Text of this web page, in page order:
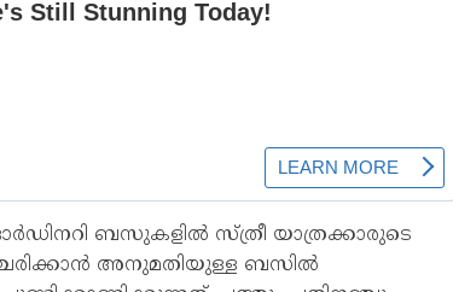
ഓര്‍ഡിനറി ബസുകളില്‍ സ്ത്രീ യാത്രക്കാരുടെ
അനുമതിയുള്ള ബസില്‍